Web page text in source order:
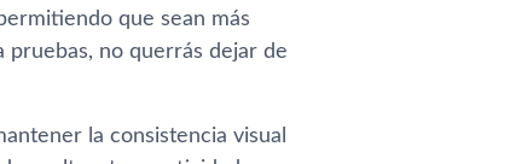
que sean más
pruebas, no querrás dejar de
la consistencia visual